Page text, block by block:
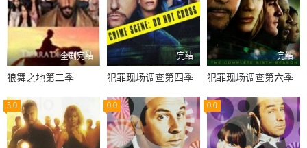
全剧完结
狼舞之地第二季
完结
犯罪现场调查第四季
完结
犯罪现场调查第六季
5.0 0.0 0.0